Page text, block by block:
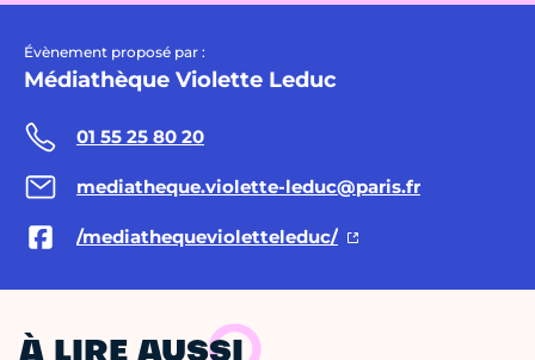
Évènement proposé par :
Médiathèque Violette Leduc
01 55 25 80 20
mediatheque.violette-leduc@paris.fr
/mediathequevioletteleduc/
À LIRE AUSSI